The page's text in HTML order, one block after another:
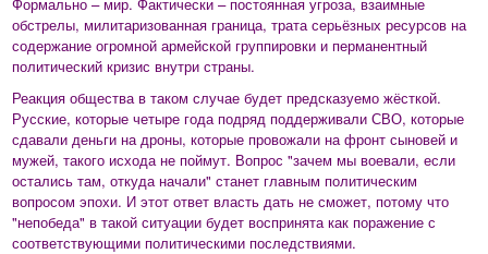
обстрелы, милитаризованная граница, трата серьёзных ресурсов на
содержание огромной армейской группировки и перманентный
политический кризис внутри страны.
Реакция общества в таком случае будет предсказуемо жёсткой.
Русские, которые четыре года подряд поддерживали СВО, которые
сдавали деньги на дроны, которые провожали на фронт сыновей и
мужей, такого исхода не поймут. Вопрос "зачем мы воевали, если
остались там, откуда начали" станет главным политическим
вопросом эпохи. И этот ответ власть дать не сможет, потому что
"непобеда" в такой ситуации будет воспринята как поражение с
соответствующими политическими последствиями.